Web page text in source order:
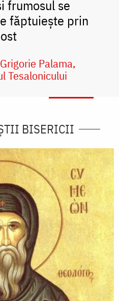
frumosul se
făptuiește prin
Palama,
Tesalonicului
BISERICII